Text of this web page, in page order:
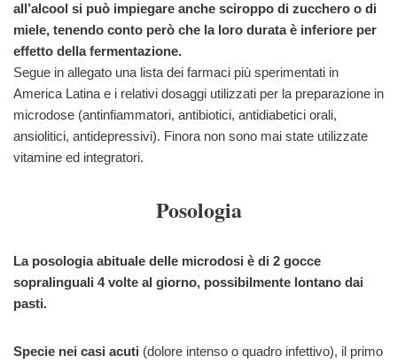
all’alcool si può impiegare anche sciroppo di zucchero o di
miele, tenendo conto però che la loro durata è inferiore per
effetto della fermentazione.
Segue in allegato una lista dei farmaci più sperimentati in
America Latina e i relativi dosaggi utilizzati per la preparazione in
microdose (antinfiammatori, antibiotici, antidiabetici orali,
ansiolitici, antidepressivi). Finora non sono mai state utilizzate
vitamine ed integratori.
Posologia
La posologia abituale delle microdosi è di 2 gocce
sopralinguali 4 volte al giorno, possibilmente lontano dai
pasti.
Specie nei casi acuti (dolore intenso o quadro infettivo), il primo